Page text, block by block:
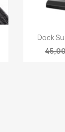
Dock